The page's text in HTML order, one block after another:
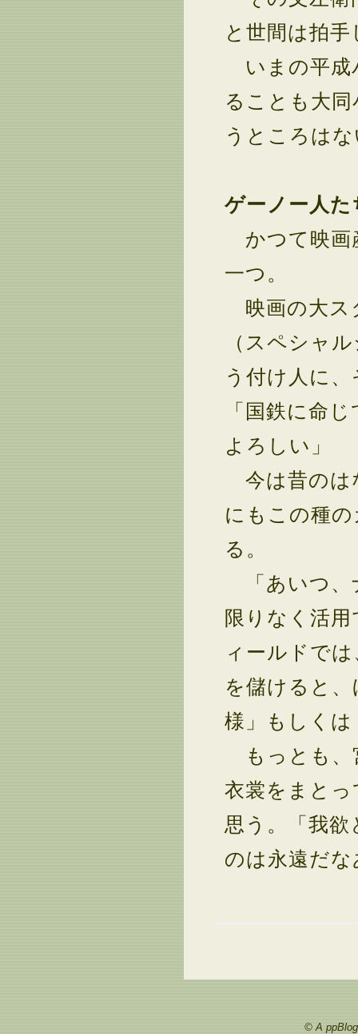
と世間は拍
いまの平成
ることも大
うところは
ゲーノー人
かつて映画
一つ。
映画の大ス
（スペシャ
う付け人に
「国鉄に命
よろしい」
今は昔のは
にもこの種
る。
「あいつ、
限りなく活
ィールドで
を儲けると
様」もしく
もっとも、
衣裳をまと
思う。「我
のは永遠だ
© A